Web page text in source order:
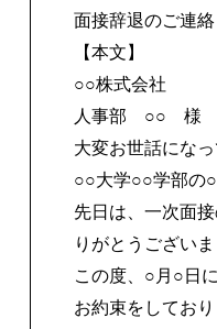
面接辞退のご連
【本文】
○○株式会社
人事部 ○○ 様
大変お世話になっ
○○大学○○学部の
先日は、一次面
りがとうございま
この度、○月○日
お約束をしてお